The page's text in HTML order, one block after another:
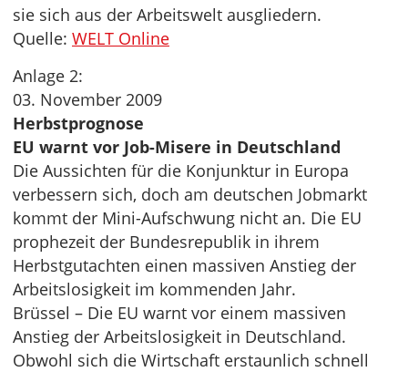
sie sich aus der Arbeitswelt ausgliedern.
Quelle: WELT Online
Anlage 2:
03. November 2009
Herbstprognose
EU warnt vor Job-Misere in Deutschland
Die Aussichten für die Konjunktur in Europa
verbessern sich, doch am deutschen Jobmarkt
kommt der Mini-Aufschwung nicht an. Die EU
prophezeit der Bundesrepublik in ihrem
Herbstgutachten einen massiven Anstieg der
Arbeitslosigkeit im kommenden Jahr.
Brüssel – Die EU warnt vor einem massiven
Anstieg der Arbeitslosigkeit in Deutschland.
Obwohl sich die Wirtschaft erstaunlich schnell